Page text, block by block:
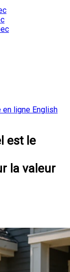
en ligne English
est le
la valeur